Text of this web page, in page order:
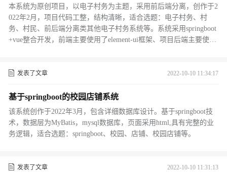
本系统为原创项目，以电子村务为主题，采用前后端分离，创作于2
022年2月，项目代码工整，结构清晰，适合选题：电子村务、村
务、村民、前后端分离类其他电子村务系统等。系统采用springboot
+vue整合开发，前端主要使用了element-ui框架、项目后端主要使用
发表了文章 2022-10-10 11:34:17
基于springboot的校园店铺系统
该系统创作于2022年3月，包含详细数据库设计。基于springboot技
术，数据层为MyBatis，mysql数据库，页面采用html,具有完整的业
务逻辑，适合选题：springboot、校园、店铺、校园店铺等。
发表了文章 2022-10-10 11:31:13